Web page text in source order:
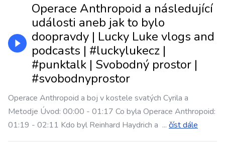
Operace Anthropoid a následující
události aneb jak to bylo
doopravdy | Lucky Luke vlogs and
podcasts | #luckylukecz |
#punktalk | Svobodný prostor |
#svobodnyprostor
Operace Anthropoid a boj v kostele svatých Cyrila a
Metodje Úvod: 00:00 - 01:17 Co byla Operace Anthropoid:
01:19 - 02:11 Kdo byl Reinhard Haydrich a ... číst dále